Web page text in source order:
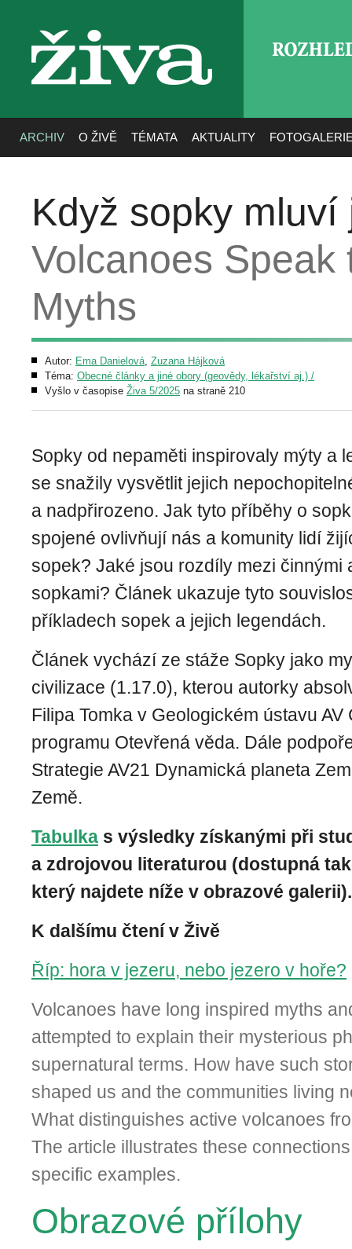
živa
ARCHIV O ŽIVĚ TÉMATA AKTUALITY
Když sopky
Volcanoes
Myths
Autor: Ema Danielová, Zuzana Hájková
Téma: Obecné články a jiné obory (geovědy, lékařství aj.) /
Vyšlo v časopise Živa 5/2025 na straně 210
Sopky od nepaměti inspirovaly mýty a
se snažily vysvětlit jejich
a nadpřirozeno. Jak tyto příběhy o
spojené ovlivňují nás a komunity lidí
sopek? Jaké jsou rozdíly mezi činnými
sopkami? Článek ukazuje tyto
příkladech sopek a jejich legendách.
Článek vychází ze stáže Sopky jako
civilizace (1.17.0), kterou autorky
Filipa Tomka v Geologickém ústavu AV
programu Otevřená věda. Dále
Strategie AV21 Dynamická planeta
Země.
Tabulka s výsledky získanými při
a zdrojovou literaturou (dostupná
který najdete níže v obrazové galerii).
K dalšímu čtení v Živě
Říp: hora v jezeru, nebo jezero v hoře?
Volcanoes have long inspired myths
attempted to explain their mysterious
supernatural terms. How have such
shaped us and the communities living
What distinguishes active volcanoes
The article illustrates these
specific examples.
Obrazové přílohy